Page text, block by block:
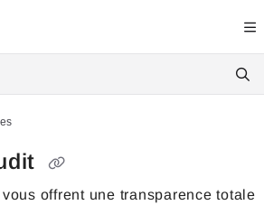
Index
index at: https://
available pages before exploring further.
offrent une transparence totale